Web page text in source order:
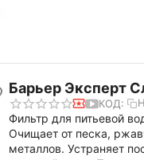
Барьер Эксперт
КОД:
Фильтр для питьевой
Очищает от песка,
металлов. Устраняет